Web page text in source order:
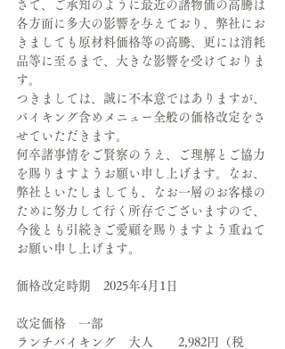
さて、ご承知のように最近の諸物価の高騰は
各方面に多大の影響を与えており、弊社にお
きましても原材料価格等の高騰、更には消耗
品等に至るまで、大きな影響を受けておりま
す。
つきましては、誠に不本意ではありますが、
バイキング含めメニュー全般の価格改定をさ
せていただきます。
何卒諸事情をご賢察のうえ、ご理解とご協力
を賜りますようお願い申し上げます。なお、
弊社といたしましても、なお一層のお客様の
ために努力して行く所存でございますので、
今後とも引続きご愛顧を賜りますよう重ねて
お願い申し上げます。
価格改定時期　2025年4月1日
改定価格　一部
ランチバイキング　大人　　2,982円（税